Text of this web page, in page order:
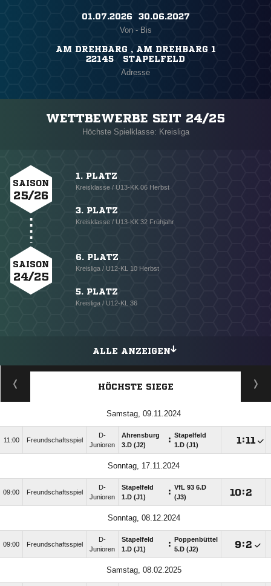
01.07.2026 ​ 30.06.2027
Von - Bis
AM DREHBARG , AM DREHBARG 1
22145 STAPELFELD
Adresse
WETTBEWERBE SEIT 24/25
Höchste Spielklasse: Kreisliga
SAISON
25/26
1. PLATZ
Kreisklasse / U13-KK 06 Herbst
3. PLATZ
Kreisklasse / U13-KK 32 Frühjahr
SAISON
24/25
6. PLATZ
Kreisliga / U12-KL 10 Herbst
5. PLATZ
Kreisliga / U12-KL 36
ALLE ANZEIGEN
HÖCHSTE SIEGE
Samstag, 09.11.2024
11:00 Freundschaftsspiel
D-
Junioren
Ahrensburg
3.D (J2)
: Stapelfeld
1.D (J1)
:
Sonntag, 17.11.2024
09:00 Freundschaftsspiel
D-
Junioren
Stapelfeld
1.D (J1)
: VfL 93 6.D
(J3)
:
Sonntag, 08.12.2024
09:00 Freundschaftsspiel
D-
Junioren
Stapelfeld
1.D (J1)
:
Poppenbüttel
5.D (J2)
:
Samstag, 08.02.2025